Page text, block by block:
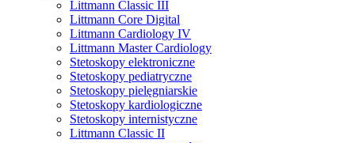
Littmann Classic III
Littmann Core Digital
Littmann Cardiology IV
Littmann Master Cardiology
Stetoskopy elektroniczne
Stetoskopy pediatryczne
Stetoskopy pielęgniarskie
Stetoskopy kardiologiczne
Stetoskopy internistyczne
Littmann Classic II